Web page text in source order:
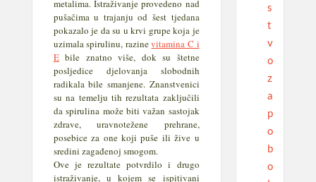
metalima. Istraživanje provedeno nad
pušačima u trajanju od šest tjedana
pokazalo je da su u krvi grupe koja je
uzimala spirulinu, razinevitamina C i
Ebile znatno više, dok su štetne
posljedice djelovanja slobodnih
radikala bile smanjene. Znanstvenici
su na temelju tih rezultata zaključili
da spirulina može biti važan sastojak
zdrave, uravnotežene prehrane,
posebice za one koji puše ili žive u
sredini zagađenoj smogom.
Ove je rezultate potvrdilo i drugo
istraživanje, u kojem se ispitivani
s
t
v
o
z
a
p
o
b
o